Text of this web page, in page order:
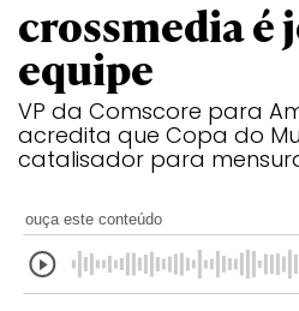
crossmedia é
equipe
VP da Comscore para
acredita que Copa do
catalisador para
ouça este conteúdo